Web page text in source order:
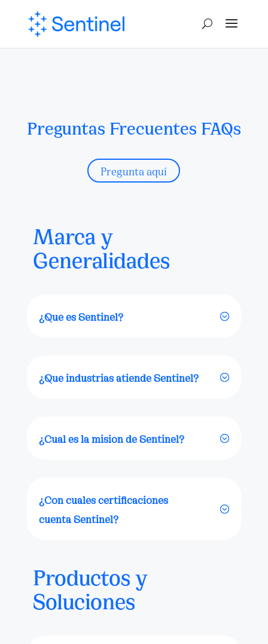
Preguntas Frecuentes FAQs
Pregunta aquí
Marca y
Generalidades
¿Qué es Sentinel?
¿Qué industrias atiende Sentinel?
¿Cuál es la misión de Sentinel?
¿Con cuáles certificaciones
cuenta Sentinel?
Productos y
Soluciones